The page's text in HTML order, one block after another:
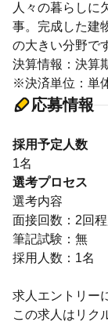
人々の暮らしに
事。完成した建
の大きい分野で
決算情報：決算
※決済単位：単
応募情報
採用予定人数
1名
選考プロセス
選考内容
面接回数：2回程
筆記試験：無
採用人数：1名
求人エントリー
この求人はリク